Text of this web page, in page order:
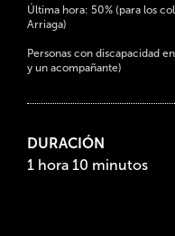
Última hora: 50% (para los
Arriaga)
Personas con discapacidad
y un acompañante)
DURACIÓN
1 hora 10 minutos